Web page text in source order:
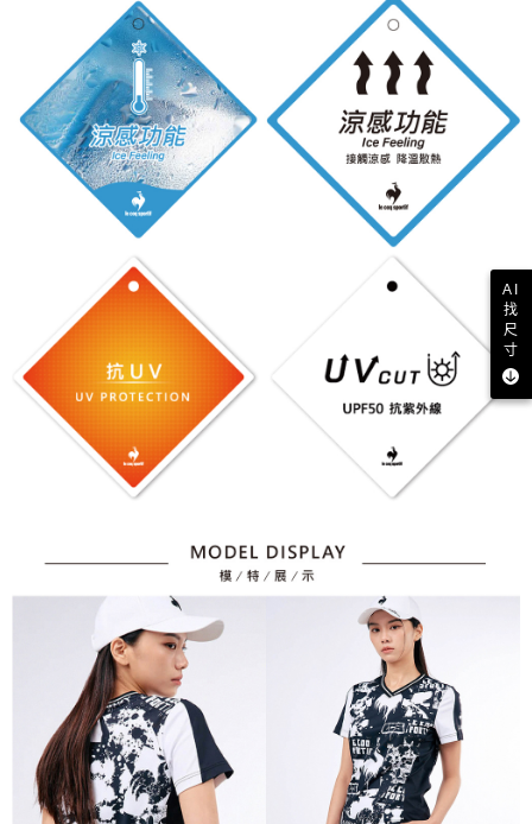
AI
找
尺
寸